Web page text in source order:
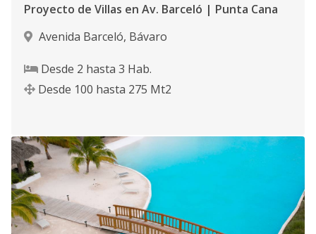
Proyecto de Villas en Av. Barceló | Punta Cana
Avenida Barceló, Bávaro
Desde 2 hasta 3 Hab.
Desde 100 hasta 275 Mt2